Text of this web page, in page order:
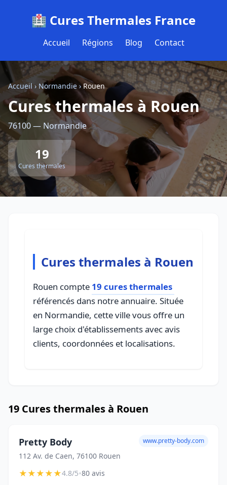
🏥 Cures Thermales France
Accueil Régions Blog Contact
Accueil› Normandie ›Rouen
Cures thermales à Rouen
76100 — Normandie
19
Cures thermales
Cures thermales à Rouen
Rouen compte 19 cures thermales
référencés dans notre annuaire. Située
en Normandie, cette ville vous offre un
large choix d'établissements avec avis
clients, coordonnées et localisations.
19 Cures thermales à Rouen
Pretty Body
112 Av. de Caen, 76100 Rouen
www.pretty-body.com
★★★★★4.8/5•80 avis